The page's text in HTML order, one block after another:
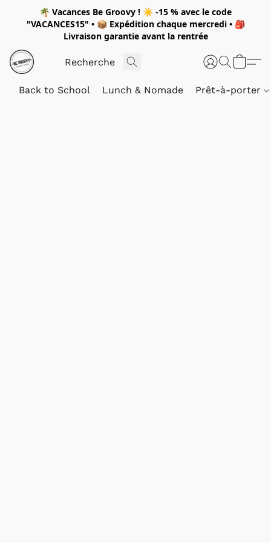
🌴 Vacances Be Groovy ! ☀️ -15 % avec le code
"VACANCES15" • 📦 Expédition chaque mercredi• 🎒
Livraison garantie avant la rentrée
Back to School Lunch & Nomade Prêt-à-porter